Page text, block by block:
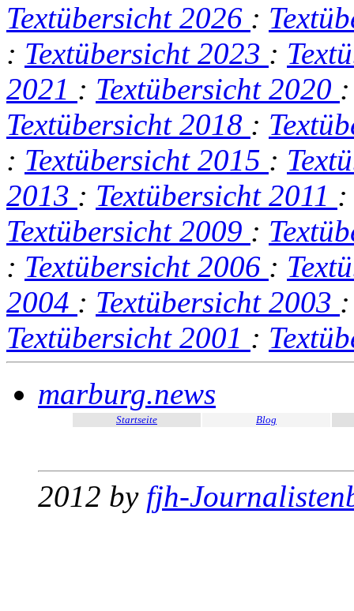
Textübersicht 2026 :
: Textübersicht 2023 :
2021 : Textübersicht 2020
Textübersicht 2018 :
: Textübersicht 2015 :
2013 : Textübersicht 2011
Textübersicht 2009 :
: Textübersicht 2006 :
2004 : Textübersicht 2003
Textübersicht 2001 :
marburg.news
Startseite Blog
2012 by fjh-